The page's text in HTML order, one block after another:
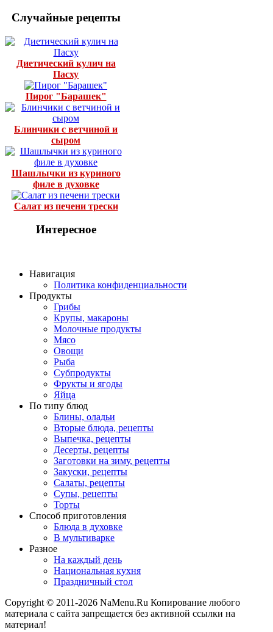
Случайные рецепты
Диетический кулич на
Пасху
Пирог "Барашек"
Блинчики с ветчиной и
сыром
Шашлычки из куриного
филе в духовке
Салат из печени трески
Интересное
Навигация
Политика конфиденциальности
Продукты
Грибы
Крупы, макароны
Молочные продукты
Мясо
Овощи
Рыба
Субпродукты
Фрукты и ягоды
Яйца
По типу блюд
Блины, оладьи
Вторые блюда, рецепты
Выпечка, рецепты
Десерты, рецепты
Заготовки на зиму, рецепты
Закуски, рецепты
Салаты, рецепты
Супы, рецепты
Торты
Способ приготовления
Блюда в духовке
В мультиварке
Разное
На каждый день
Национальная кухня
Праздничный стол
Copyright © 2011-2026 NaMenu.Ru Копирование любого
материала с сайта запрещается без активной ссылки на
материал!